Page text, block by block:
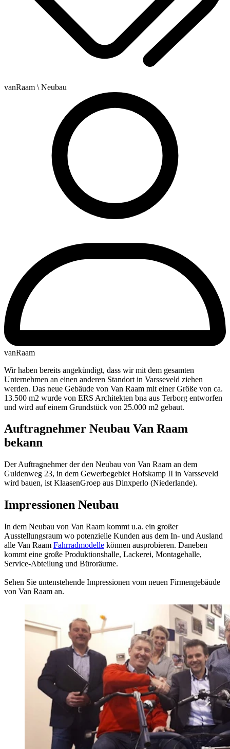
vanRaam \ Neubau
vanRaam
Wir haben bereits angekündigt, dass wir mit dem gesamten
Unternehmen an einen anderen Standort in Varsseveld ziehen
werden. Das neue Gebäude von Van Raam mit einer Größe von ca.
13.500 m2 wurde von ERS Architekten bna aus Terborg entworfen
und wird auf einem Grundstück von 25.000 m2 gebaut.
Auftragnehmer Neubau Van Raam
bekann
Der Auftragnehmer der den Neubau von Van Raam an dem
Guldenweg 23, in dem Gewerbegebiet Hofskamp II in Varsseveld
wird bauen, ist KlaasenGroep aus Dinxperlo (Niederlande).
Impressionen Neubau
In dem Neubau von Van Raam kommt u.a. ein großer
Ausstellungsraum wo potenzielle Kunden aus dem In- und Ausland
alle Van Raam Fahrradmodelle können ausprobieren. Daneben
kommt eine große Produktionshalle, Lackerei, Montagehalle,
Service-Abteilung und Büroräume.
Sehen Sie untenstehende Impressionen vom neuen Firmengebäude
von Van Raam an.